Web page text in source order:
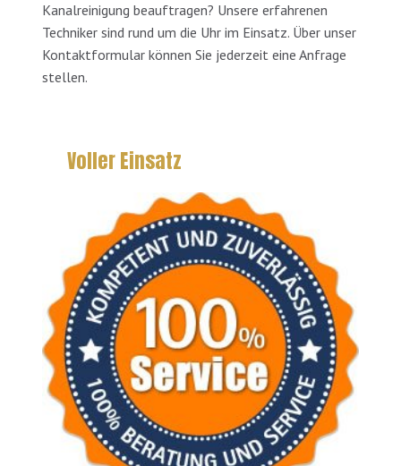
Kanalreinigung beauftragen? Unsere erfahrenen
Techniker sind rund um die Uhr im Einsatz. Über unser
Kontaktformular können Sie jederzeit eine Anfrage
stellen.
Voller Einsatz